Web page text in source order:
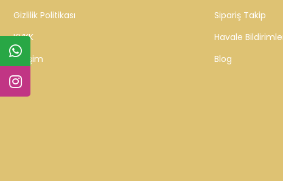
Gizlilik Politikası
KVKK
İletişim
Sipariş Takip
Havale
Blog